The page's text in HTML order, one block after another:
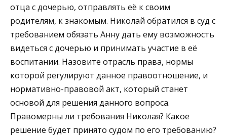
отца с дочерью, отправлять её к своим
родителям, к знакомым. Николай обратился в суд с
требованием обязать Анну дать ему возможность
видеться с дочерью и принимать участие в её
воспитании. Назовите отрасль права, нормы
которой регулируют данное правоотношение, и
нормативно-правовой акт, который станет
основой для решения данного вопроса.
Правомерны ли требования Николая? Какое
решение будет принято судом по его требованию?